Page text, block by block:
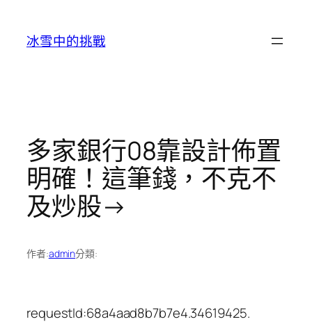
冰雪中的挑戰
多家銀行08靠設計佈置
明確！這筆錢，不克不
及炒股→
作者:admin分類:
requestId:68a4aad8b7b7e4.34619425.